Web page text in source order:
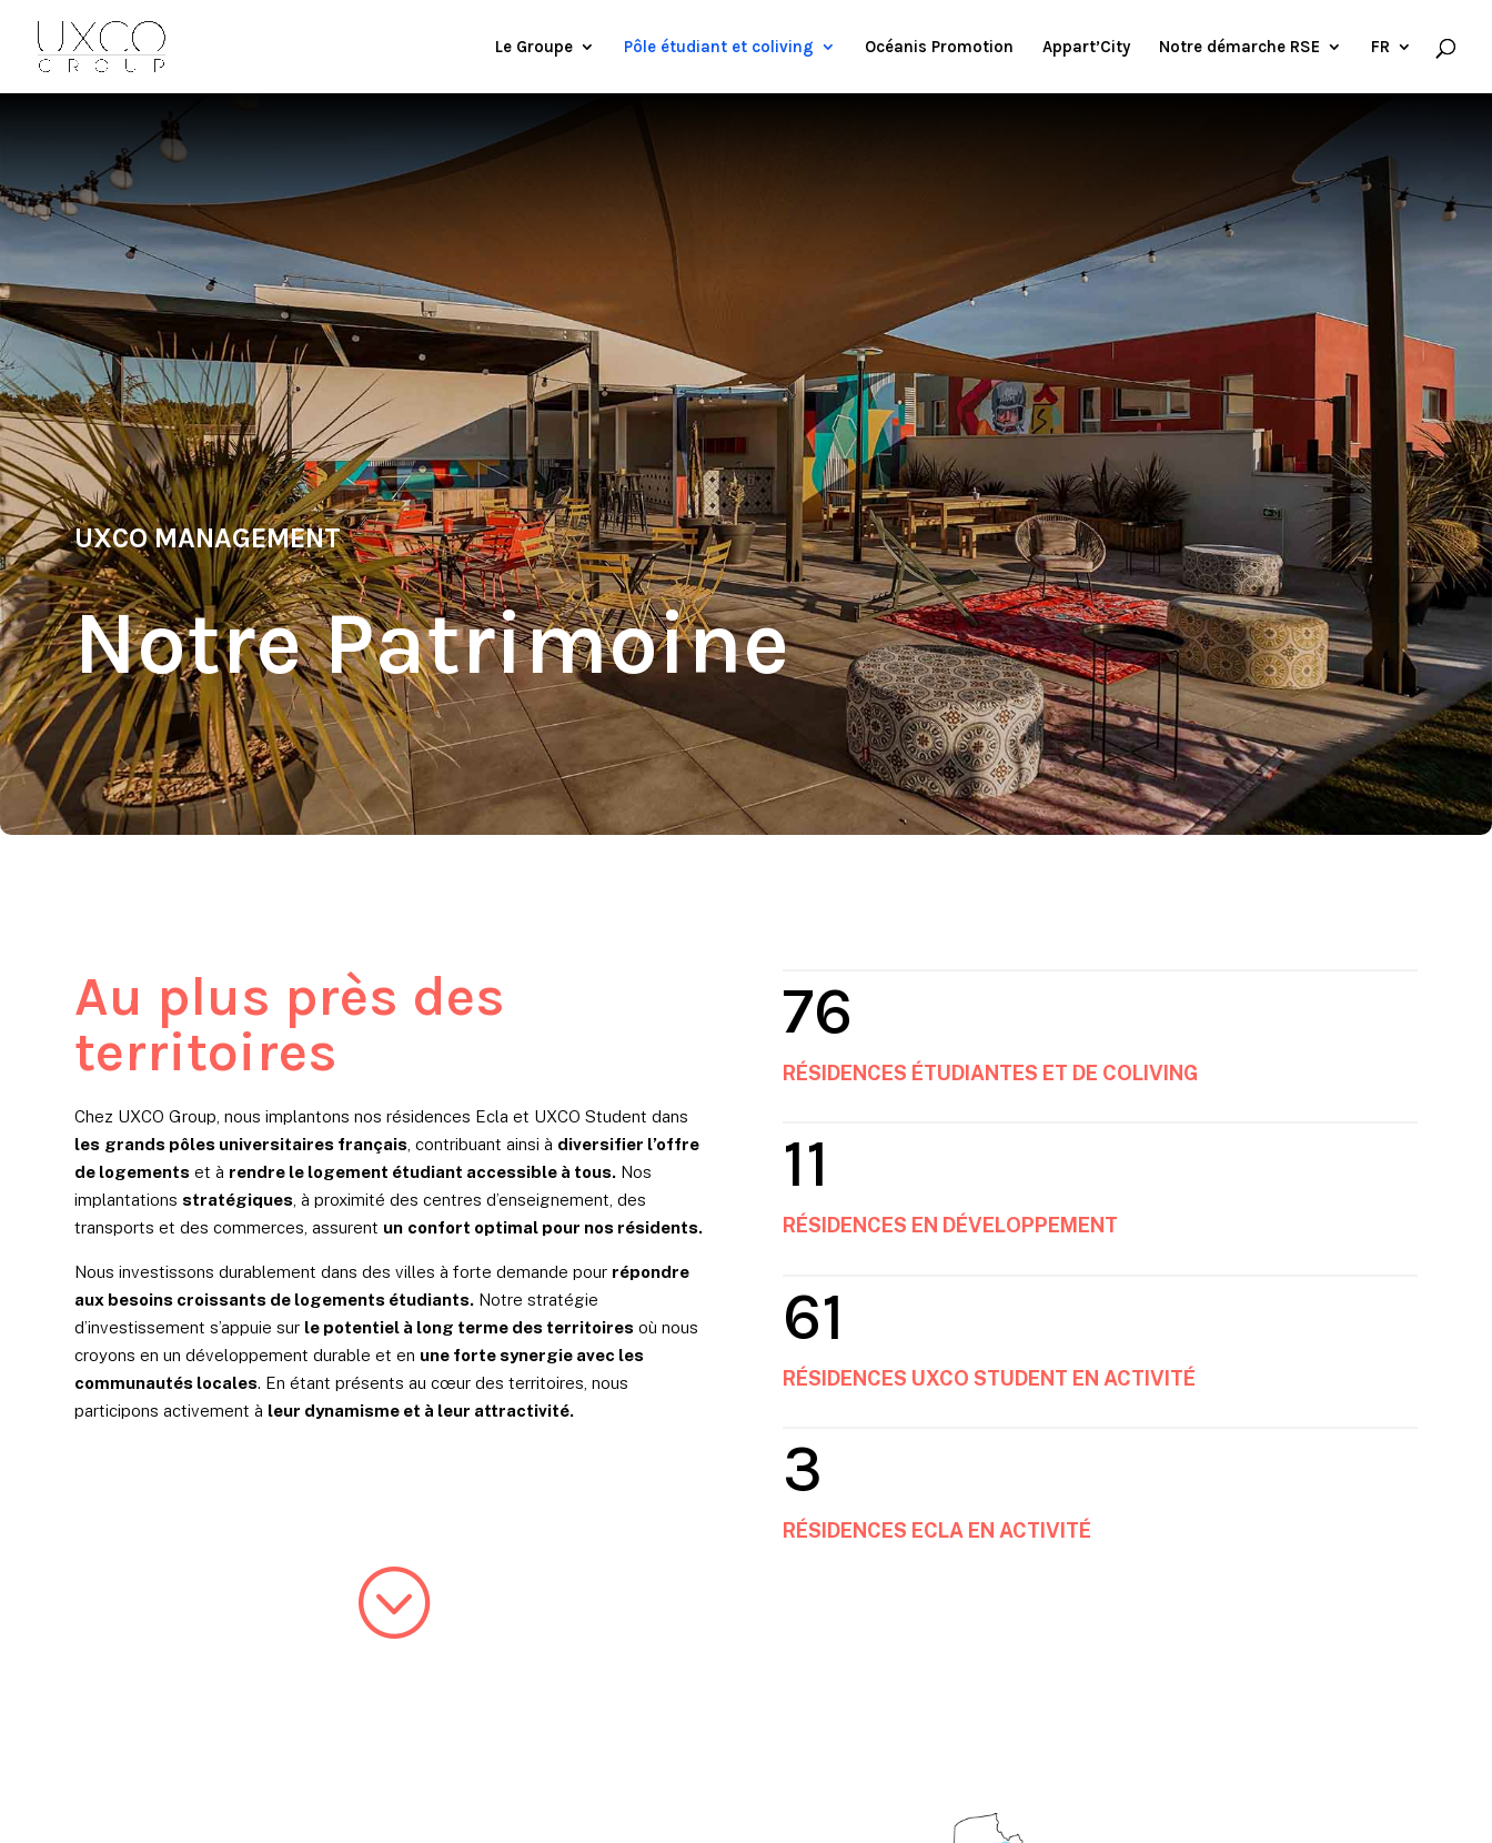
Le Groupe Pôle étudiant et coliving Océanis Promotion Appart’City Notre démarche RSE FR
UXCO MANAGEMENT
Notre Patrimoine
Au plus près des
territoires
Chez UXCO Group, nous implantons nos résidences Ecla et UXCO Student dans
les grands pôles universitaires français , contribuant ainsi à diversifier l’offre
de logements et à rendre le logement étudiant accessible à tous. Nos
implantations stratégiques , à proximité des centres d’enseignement, des
transports et des commerces, assurent un confort optimal pour nos résidents.
Nous investissons durablement dans des villes à forte demande pour répondre
aux besoins croissants de logements étudiants. Notre stratégie
d’investissement s’appuie sur le potentiel à long terme des territoires où nous
croyons en un développement durable et en une forte synergie avec les
communautés locales. En étant présents au cœur des territoires, nous
participons activement à leur dynamisme et à leur attractivité.
;
76
RÉSIDENCES ÉTUDIANTES ET DE COLIVING
11
RÉSIDENCES EN DÉVELOPPEMENT
61
RÉSIDENCES UXCO STUDENT EN ACTIVITÉ
3
RÉSIDENCES ECLA EN ACTIVITÉ